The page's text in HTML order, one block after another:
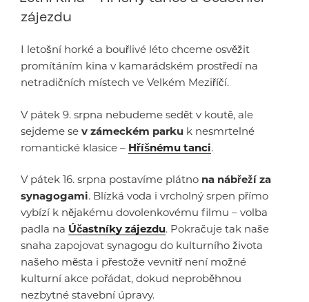
zájezdu
I letošní horké a bouřlivé léto chceme osvěžit
promítáním kina v kamarádském prostředí na
netradičních místech ve Velkém Meziříčí.
V pátek 9. srpna nebudeme sedět v koutě, ale
sejdeme se v zámeckém parku k nesmrtelné
romantické klasice – Hříšnému tanci.
V pátek 16. srpna postavíme plátno na nábřeží za
synagogami. Blízká voda i vrcholný srpen přímo
vybízí k nějakému dovolenkovému filmu – volba
padla na Účastníky zájezdu. Pokračuje tak naše
snaha zapojovat synagogu do kulturního života
našeho města i přestože vevnitř není možné
kulturní akce pořádat, dokud neproběhnou
nezbytné stavební úpravy.